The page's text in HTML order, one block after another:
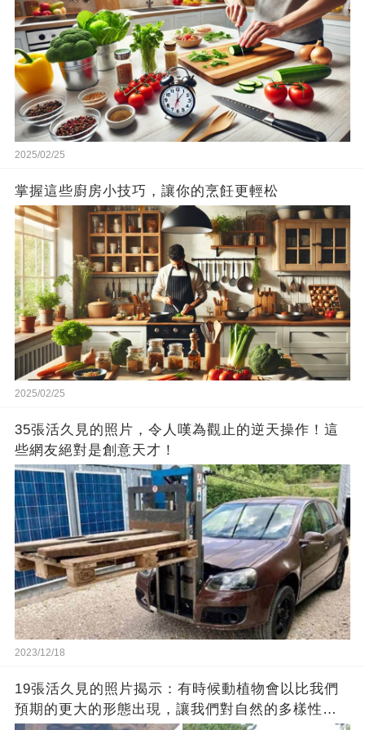
2025/02/25
掌握這些廚房小技巧，讓你的烹飪更輕松
2025/02/25
35張活久見的照片，令人嘆為觀止的逆天操作！這
些網友絕對是創意天才！
2023/12/18
19張活久見的照片揭示：有時候動植物會以比我們
預期的更大的形態出現，讓我們對自然的多樣性感